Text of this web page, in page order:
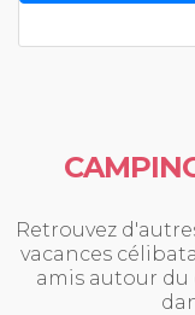
Retrouvez
vacances
amis autour du